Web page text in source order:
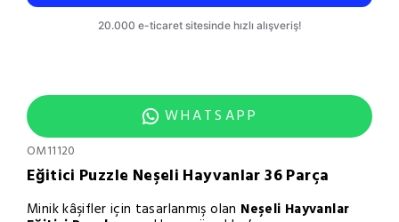
WHATSAPP
OM11120
Eğitici Puzzle Neşeli Hayvanlar 36 Parça
Minik kâşifler için tasarlanmış olan Neşeli Hayvanlar